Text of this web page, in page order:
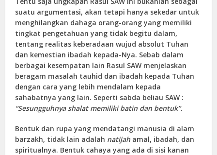
suatu argumentasi, akan tetapi hanya sekedar untuk
menghilangkan dahaga orang-orang yang memiliki
tingkat pengetahuan yang tidak begitu dalam,
tentang realitas keberadaan wujud absolut Tuhan
dan kemestian ibadah kepada-Nya. Sebab dalam
berbagai kesempatan lain Rasul SAW menjelaskan
beragam masalah tauhid dan ibadah kepada Tuhan
dengan cara yang lebih mendalam kepada
sahabatnya yang lain. Seperti sabda beliau SAW :
“Sesungguhnya shalat memiliki batin dan bentuk”.
Bentuk dan rupa yang mendatangi manusia di alam
barzakh, tidak lain adalah natijah amal, ibadah, dan
spiritualnya. Bentuk cahaya yang ada di sisi kanan